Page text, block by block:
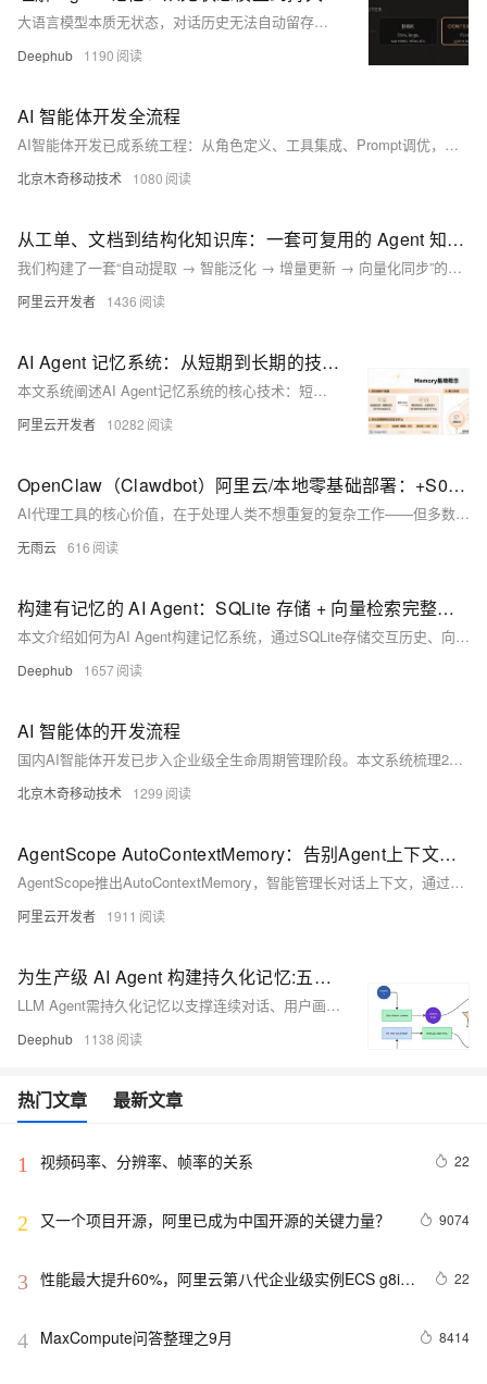
大语言模型本质无状态，对话历史无法自动留存。Agent需长期记忆支撑连续性任务，但简单堆砌上下文不可行。本文系统阐释Agent记忆的四层架构（工作/情景/语义/程序记忆），及其写入、检索与遗忘机制，并对比Mem0、Letta等主流方案，揭示记忆正成为AI Agent技术栈中独立、标准的关键基础设施。
Deephub 1190
AI 智能体开发全流程
AI智能体开发已成系统工程：从角色定义、工具集成、Prompt调优，到自动化评估与持续进化，涵盖规划、记忆、工具调用全链路。告别简单“调包”，迈向可信赖、可演进的自主智能。（239字）
北京木奇移动技术 1080
从工单、文档到结构化知识库：一套可复用的 Agent 知识采集方案
我们构建了一套“自动提取 → 智能泛化 → 增量更新 → 向量化同步”的全链路自动化 pipeline，将 Agent 知识库建设中的收集、提质与维护难题转化为简单易用的 Python 工具，让知识高效、持续、低门槛地赋能智能体。
阿里云开发者 1436
AI Agent 记忆系统：从短期到长期的技术架构与实践
本文系统阐述AI Agent记忆系统的核心技术：短期记忆（会话级上下文管理）与长期记忆（跨会话知识沉淀）。涵盖上下文工程策略（压缩、卸载、隔离）、Record/Retrieve架构、主流框架（ADK/LangChain/AgentScope）实现差异，及Mem0等开源方案集成，并探讨MaaS、多模态记忆等前沿趋势。（239字）
阿里云开发者 10282
OpenClaw（Clawdbot）阿里云/本地零基础部署：+S0-S3三步法，让AI Agent精准执行高难度任务！
AI代理工具的核心价值，在于处理人类不想重复的复杂工作——但多数工具面对任务时要么“一刀切”（所有任务走同一流程，浪费资源），要么“冒进执行”（跳过评估直接操作，复杂任务易失败）。就像让外科医生用同一套流程处理纸片割伤和心脏搭桥，效率与成功率双低。
无雨云 616
构建有记忆的 AI Agent：SQLite 存储 + 向量检索完整方案示例
本文介绍如何为AI Agent构建记忆系统，通过SQLite存储交互历史、向量数据库实现语义检索，结合LLM反思与总结，赋予Agent跨会话记忆、自我反思和目标追踪能力，使其从被动应答工具进化为可长期协作的智能伙伴。
Deephub 1657
AI 智能体的开发流程
国内AI智能体开发已步入企业级全生命周期管理阶段。本文系统梳理2026主流实践：从业务拆解、模型选型、核心能力构建（规划/记忆/工具/角色）、工作流编排，到测试评估、安全部署与持续运营，覆盖国产化落地关键路径。（239字）
北京木奇移动技术 1299
AgentScope AutoContextMemory：告别Agent上下文焦虑
AgentScope推出AutoContextMemory，智能管理长对话上下文，通过6种渐进式压缩策略，在降低70% token成本的同时保障信息完整性，提升响应速度，解决大模型多轮对话中成本高、性能低、易超限等难题。
阿里云开发者 1911
为生产级 AI Agent 构建持久化记忆:五阶段流水线与四种设计模式
LLM Agent需持久化记忆以支撑连续对话、用户画像、知识沉淀与崩溃恢复。但满上下文方案成本高、延迟大、易出错。本文提出五阶段流水线（抽取→整合→存储→检索→遗忘）与四种记忆类型（工作/情景/语义/过程记忆），结合结构化状态+向量搜索等设计模式，实现高效、可控、可审计的生产级记忆系统。
Deephub 1138
热门文章 最新文章
1 视频码率、分辨率、帧率的关系 22
2 又一个项目开源，阿里已成为中国开源的关键力量？ 9074
3 性能最大提升60%，阿里云第八代企业级实例ECS g8i正
22
4 MaxCompute问答整理之9月 8414